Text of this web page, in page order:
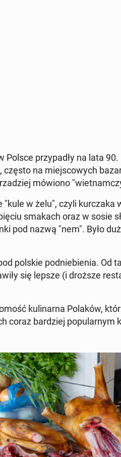
przy­pa­dły na lata
na miej­sco­wych
mówiono
"kule w żelu", czyli
smakach oraz w sosie
pod nazwą "nem". Było
polskie pod­nie­bie­nia. Od
się lepsze (i droższe
ku­li­nar­na Polaków,
coraz bar­dziej po­pu­lar­nym